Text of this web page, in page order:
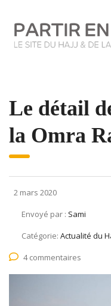
Le détail
la Omra
2 mars 2020
Envoyé par : Sami
Catégorie: Actualité du
4 commentaires